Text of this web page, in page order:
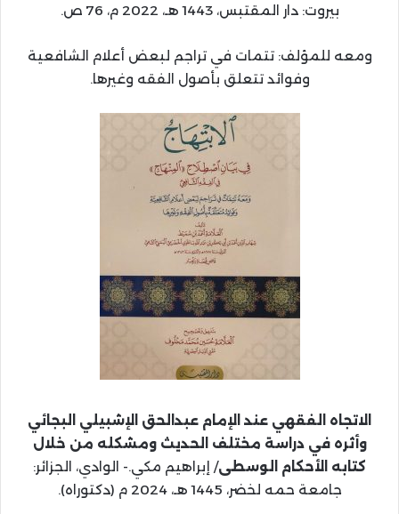
بيروت: دار المقتبس، 1443 هـ، 2022 م، 76 ص.
ومعه للمؤلف: تتمات في تراجم لبعض أعلام الشافعية
وفوائد تتعلق بأصول الفقه وغيرها.
الاتجاه الفقهي عند الإمام عبدالحق الإشبيلي البجائي
وأثره في دراسة مختلف الحديث ومشكله من خلال
كتابه الأحكام الوسطى/ إبراهيم مكي.- الوادي، الجزائر:
جامعة حمه لخضر، 1445 هـ، 2024 م (دكتوراه).